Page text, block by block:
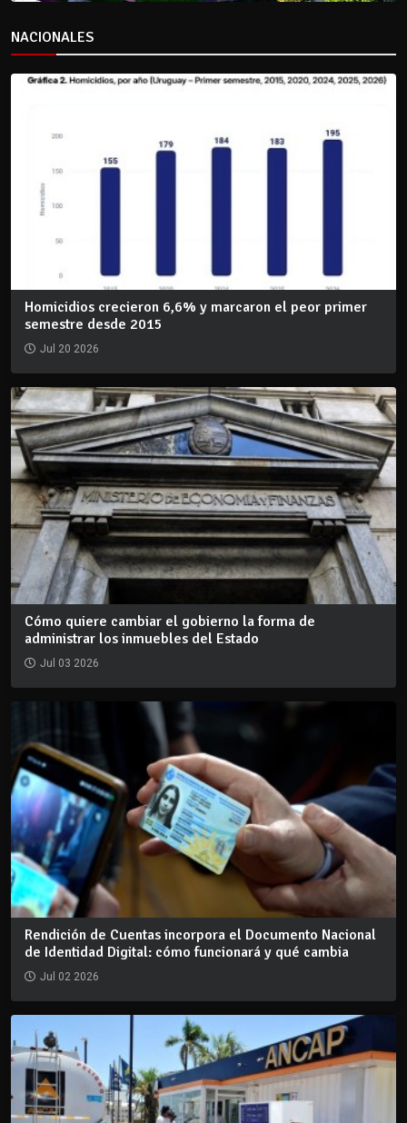
NACIONALES
Homicidios crecieron 6,6% y marcaron el peor primer
semestre desde 2015
Jul 20 2026
Cómo quiere cambiar el gobierno la forma de
administrar los inmuebles del Estado
Jul 03 2026
Rendición de Cuentas incorpora el Documento Nacional
de Identidad Digital: cómo funcionará y qué cambia
Jul 02 2026